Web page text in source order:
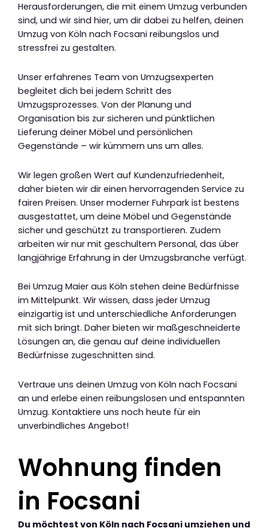
Herausforderungen, die mit einem Umzug verbunden
sind, und wir sind hier, um dir dabei zu helfen, deinen
Umzug von Köln nach Focsani reibungslos und
stressfrei zu gestalten.
Unser erfahrenes Team von Umzugsexperten
begleitet dich bei jedem Schritt des
Umzugsprozesses. Von der Planung und
Organisation bis zur sicheren und pünktlichen
Lieferung deiner Möbel und persönlichen
Gegenstände – wir kümmern uns um alles.
Wir legen großen Wert auf Kundenzufriedenheit,
daher bieten wir dir einen hervorragenden Service zu
fairen Preisen. Unser moderner Fuhrpark ist bestens
ausgestattet, um deine Möbel und Gegenstände
sicher und geschützt zu transportieren. Zudem
arbeiten wir nur mit geschultem Personal, das über
langjährige Erfahrung in der Umzugsbranche verfügt.
Bei Umzug Maier aus Köln stehen deine Bedürfnisse
im Mittelpunkt. Wir wissen, dass jeder Umzug
einzigartig ist und unterschiedliche Anforderungen
mit sich bringt. Daher bieten wir maßgeschneiderte
Lösungen an, die genau auf deine individuellen
Bedürfnisse zugeschnitten sind.
Vertraue uns deinen Umzug von Köln nach Focsani
an und erlebe einen reibungslosen und entspannten
Umzug. Kontaktiere uns noch heute für ein
unverbindliches Angebot!
Wohnung finden
in Focsani
Du möchtest von Köln nach Focsani umziehen und